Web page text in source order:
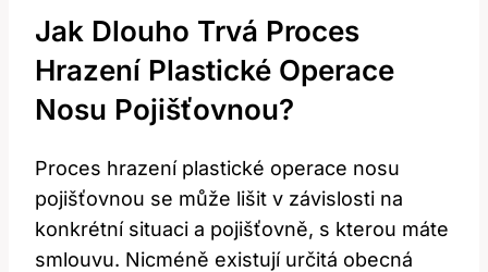
Jak Dlouho ⁤trvá Proces
Hrazení Plastické Operace
Nosu Pojišťovnou?
Proces hrazení plastické operace nosu
pojišťovnou se může lišit v závislosti na
konkrétní ‍situaci a ⁢pojišťovně, s kterou máte
⁣smlouvu.​ Nicméně existují ⁤určitá obecná